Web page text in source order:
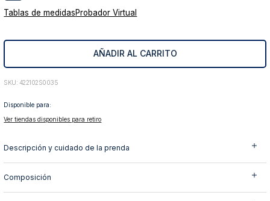
Tablas de medidasProbador Virtual
AÑADIR AL CARRITO
: 422102S0035
Disponible para:
Ver tiendas disponibles para retiro
Descripción y cuidado de la prenda
Composición
9.
poleron